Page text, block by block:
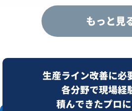
生産ラインの発注過多
生産ラインの棚卸誤差
もっと見
生産ライン改善に必
各分野で現場経
積んできたプロ